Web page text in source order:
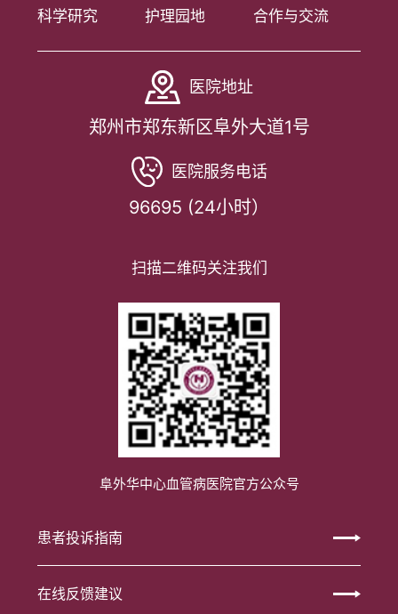
科学研究
护理园地 合作与交流
医院地址
郑州市郑东新区阜外大道1号
医院服务电话
96695 (24小时）
扫描二维码关注我们
阜外华中心血管病医院官方公众号
患者投诉指南
在线反馈建议